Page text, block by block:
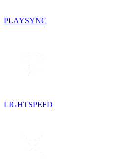
PLAYSYNC
LIGHTSPEED